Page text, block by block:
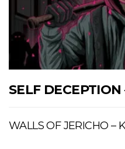
SELF
WALLS OF JERICHO